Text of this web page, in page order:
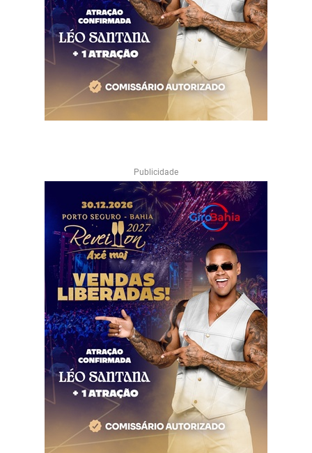
Publicidade